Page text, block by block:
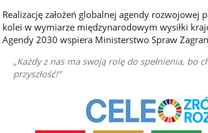
Realizację założeń globalnej agendy
kolei w wymiarze międzynarodowym wysiłki
Agendy 2030 wspiera Ministerstwo Spraw
Każdy z nas ma swoją rolę do spełnienia, bo
przyszłość!